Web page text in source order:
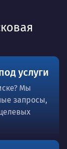
услуги
Мы
запросы,